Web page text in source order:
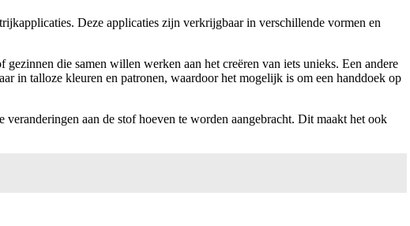
Deze applicaties zijn verkrijgbaar in verschillende vormen en
die samen willen werken aan het creëren van iets unieks. Een andere
in talloze kleuren en patronen, waardoor het mogelijk is om een handdoek op
aan de stof hoeven te worden aangebracht. Dit maakt het ook